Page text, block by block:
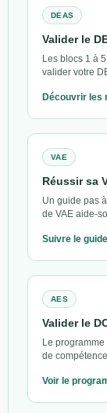
DEAS
Valider le
Les blocs 1 à
valider votre
Découvrir les
VAE
Réussir sa
Un guide pas
de VAE aide-
Suivre le guide
AES
Valider le
Le
de
Voir le